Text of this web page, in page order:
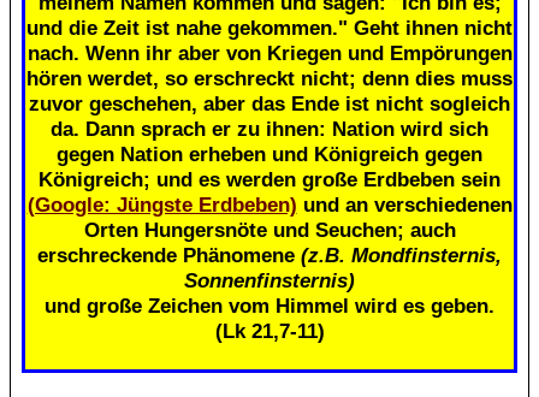
und die Zeit ist nahe gekommen." Geht ihnen nicht
nach. Wenn ihr aber von Kriegen und Empörungen
hören werdet, so erschreckt nicht; denn dies muss
zuvor geschehen, aber das Ende ist nicht sogleich
da. Dann sprach er zu ihnen: Nation wird sich
gegen Nation erheben und Königreich gegen
Königreich; und es werden große Erdbeben sein
(Google: Jüngste Erdbeben) und an verschiedenen
Orten Hungersnöte und Seuchen; auch
erschreckende Phänomene (z.B. Mondfinsternis,
Sonnenfinsternis)
und große Zeichen vom Himmel wird es geben.
(Lk 21,7-11)